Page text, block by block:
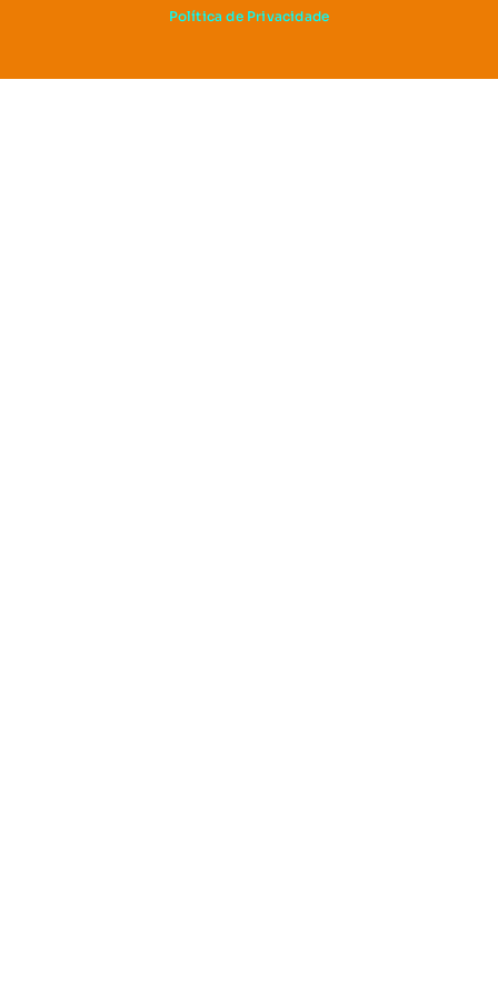
Política de Privacidade